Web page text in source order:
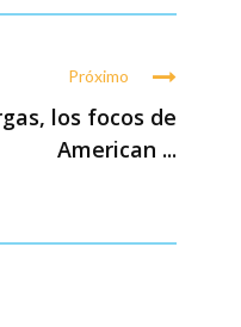
Próximo
los focos de
American ...